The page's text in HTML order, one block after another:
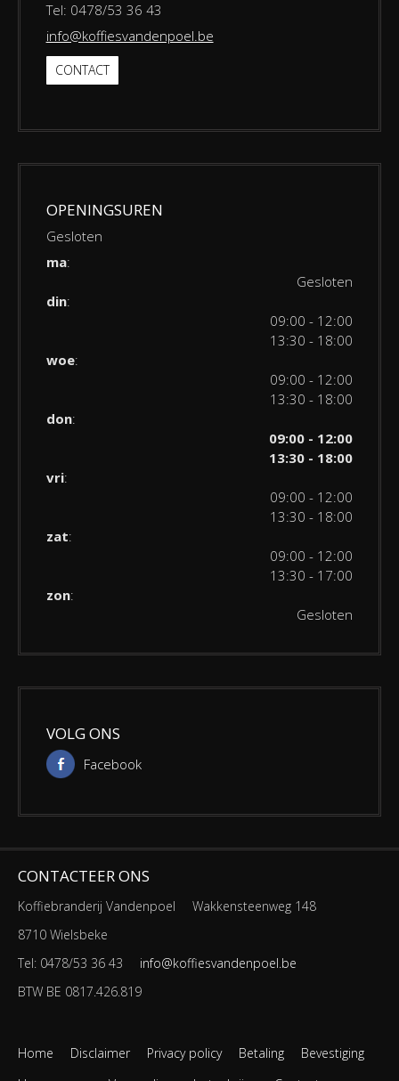
Tel: 0478/53 36 43
info@koffiesvandenpoel.be
CONTACT
OPENINGSUREN
Gesloten
ma:
Gesloten
din:
09:00 - 12:00
13:30 - 18:00
woe:
09:00 - 12:00
13:30 - 18:00
don:
09:00 - 12:00
13:30 - 18:00
vri:
09:00 - 12:00
13:30 - 18:00
zat:
09:00 - 12:00
13:30 - 17:00
zon:
Gesloten
VOLG ONS
Facebook
CONTACTEER ONS
Koffiebranderij Vandenpoel
Wakkensteenweg 148
8710 Wielsbeke
Tel: 0478/53 36 43
info@koffiesvandenpoel.be
BTW BE 0817.426.819
Home Disclaimer Privacy policy Betaling
Bevestiging